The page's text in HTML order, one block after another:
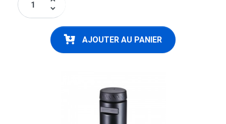
keyboard_arrow_down
AJOUTER AU PANIER